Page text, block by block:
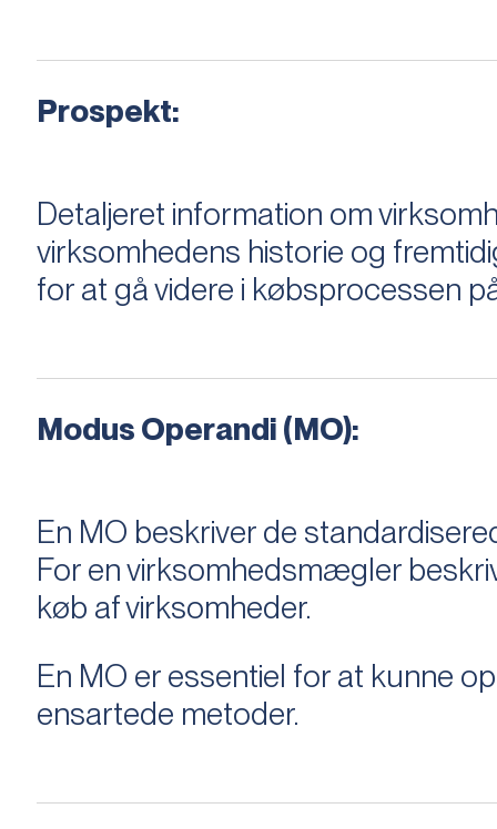
Prospekt:
Detaljeret information om
virksomhedens historie og
for at gå videre i købsprocessen
Modus Operandi (MO):
En MO beskriver de
For en virksomhedsmægler
køb af virksomheder.
En MO er essentiel for at kunne
ensartede metoder.